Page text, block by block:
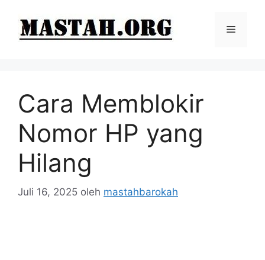
Menu
Cara Memblokir
Nomor HP yang
Hilang
Juli 16, 2025 oleh mastahbarokah